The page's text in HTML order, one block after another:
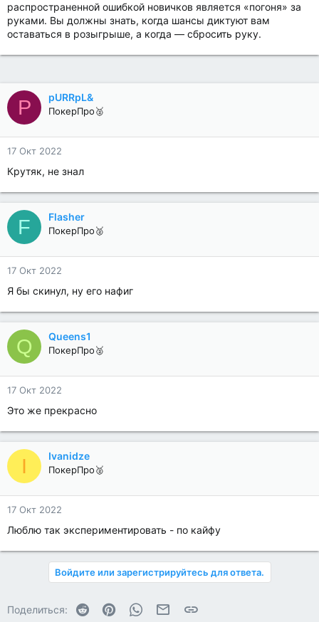
распространенной ошибкой новичков является «погоня» за
руками. Вы должны знать, когда шансы диктуют вам
оставаться в розыгрыше, а когда — сбросить руку.
P pURRpL&
ПокерПро🥈
17 Окт 2022
Крутяк, не знал
F Flasher
ПокерПро🥈
17 Окт 2022
Я бы скинул, ну его нафиг
Q Queens1
ПокерПро🥈
17 Окт 2022
Это же прекрасно
I Ivanidze
ПокерПро🥈
17 Окт 2022
Люблю так экспериментировать - по кайфу
Войдите или зарегистрируйтесь для ответа.
Поделиться: Reddit PinterestWhatsAppЭлектронная почта
Ссылка